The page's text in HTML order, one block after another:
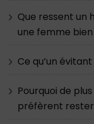
Que ressent un
une femme bien
Ce qu’un
Pourquoi de
préfèrent rester